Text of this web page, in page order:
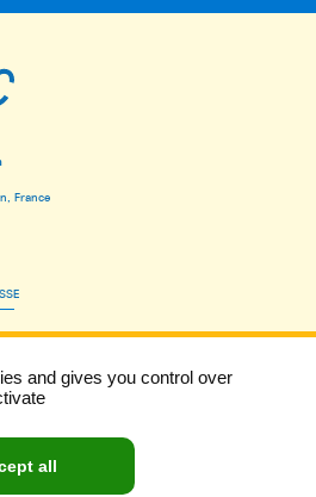
France
DU MRAC
and gives you control over
all